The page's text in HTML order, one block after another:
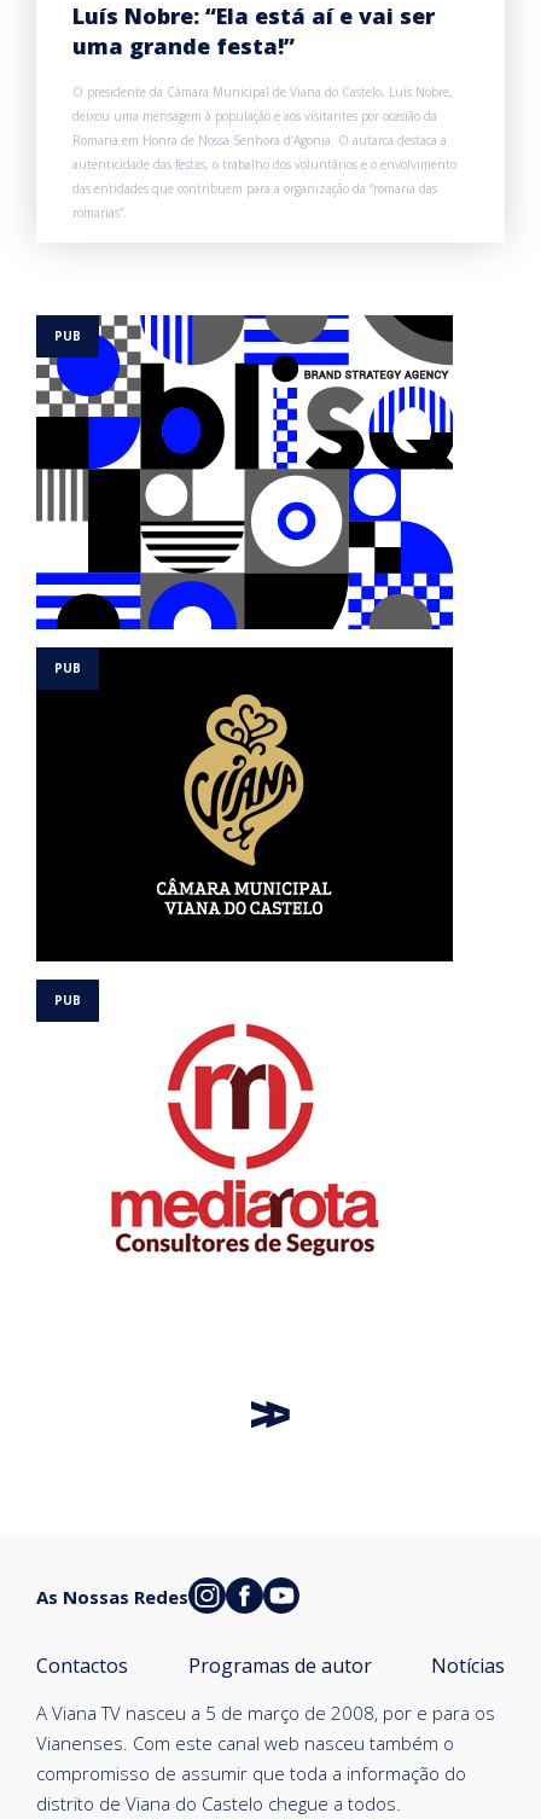
Luís Nobre: “Ela está aí e vai ser
uma grande festa!”
O presidente da Câmara Municipal de Viana do Castelo, Luís Nobre,
deixou uma mensagem à população e aos visitantes por ocasião da
Romaria em Honra de Nossa Senhora d’Agonia. O autarca destaca a
autenticidade das festas, o trabalho dos voluntários e o envolvimento
das entidades que contribuem para a organização da “romaria das
romarias”.
A Viana TV nasceu a 5 de março de 2008, por e para os
Vianenses. Com este canal web nasceu também o
compromisso de assumir que toda a informação do
distrito de Viana do Castelo chegue a todos.
Contactos Programas de autor Notícias
As Nossas Redes